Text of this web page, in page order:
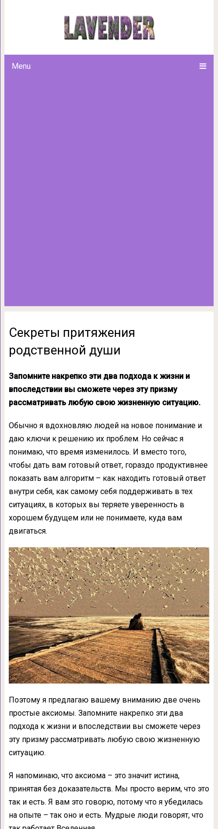
Menu
Секреты
Секреты притяжения
родственной души
Запомните накрепко эти два подхода к жизни и
впоследствии вы сможете через эту призму
рассматривать любую свою жизненную ситуацию.
Обычно я вдохновляю людей на новое понимание и
даю ключи к решению их проблем. Но сейчас я
понимаю, что время изменилось. И вместо того,
чтобы дать вам готовый ответ, гораздо продуктивнее
показать вам алгоритм – как находить готовый ответ
внутри себя, как самому себя поддерживать в тех
ситуациях, в которых вы теряете уверенность в
хорошем будущем или не понимаете, куда вам
двигаться.
Поэтому я предлагаю вашему вниманию две очень
простые аксиомы. Запомните накрепко эти два
подхода к жизни и впоследствии вы сможете через
эту призму рассматривать любую свою жизненную
ситуацию.
Я напоминаю, что аксиома – это значит истина,
принятая без доказательств. Мы просто верим, что это
так и есть. Я вам это говорю, потому что я убедилась
на опыте – так оно и есть. Мудрые люди говорят, что